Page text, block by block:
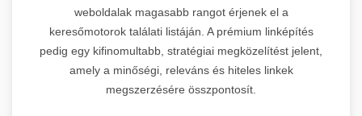
weboldalak magasabb rangot érjenek el a
keresőmotorok találati listáján. A prémium linképítés
pedig egy kifinomultabb, stratégiai megközelítést jelent,
amely a minőségi, releváns és hiteles linkek
megszerzésére összpontosít.